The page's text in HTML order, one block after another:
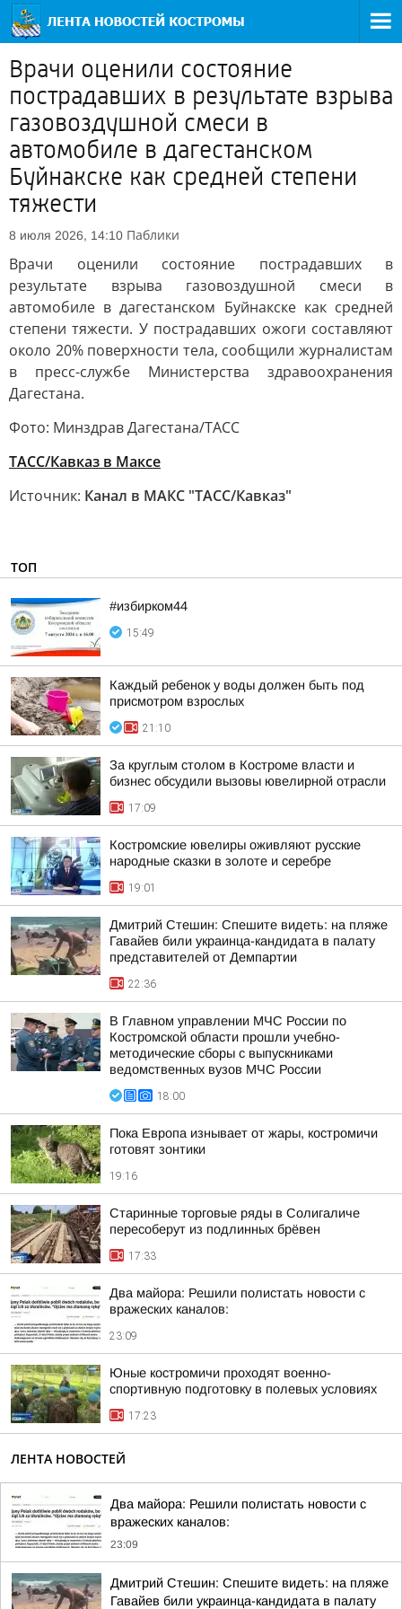
Врачи оценили состояние
пострадавших в результате взрыва
газовоздушной смеси в
автомобиле в дагестанском
Буйнакске как средней степени
тяжести
8 июля 2026, 14:10 Паблики
Врачи оценили состояние пострадавших в
результате взрыва газовоздушной смеси в
автомобиле в дагестанском Буйнакске как средней
степени тяжести. У пострадавших ожоги составляют
около 20% поверхности тела, сообщили журналистам
в пресс-службе Министерства здравоохранения
Дагестана.
Фото: Минздрав Дагестана/ТАСС
ТАСС/Кавказ в Максе
Источник: Канал в МАКС "ТАСС/Кавказ"
ТОП
#избирком44
15:49
Каждый ребенок у воды должен быть под
присмотром взрослых
21:10
За круглым столом в Костроме власти и
бизнес обсудили вызовы ювелирной отрасли
17:09
Костромские ювелиры оживляют русские
народные сказки в золоте и серебре
19:01
Дмитрий Стешин: Спешите видеть: на пляже
Гавайев били украинца-кандидата в палату
представителей от Демпартии
22:36
В Главном управлении МЧС России по
Костромской области прошли учебно-
методические сборы с выпускниками
ведомственных вузов МЧС России
18:00
Пока Европа изнывает от жары, костромичи
готовят зонтики
19:16
Старинные торговые ряды в Солигаличе
пересоберут из подлинных брёвен
17:33
Два майора: Решили полистать новости с
вражеских каналов:
23:09
Юные костромичи проходят военно-
спортивную подготовку в полевых условиях
17:23
ЛЕНТА НОВОСТЕЙ
Два майора: Решили полистать новости с
вражеских каналов:
23:09
Дмитрий Стешин: Спешите видеть: на пляже
Гавайев били украинца-кандидата в палату